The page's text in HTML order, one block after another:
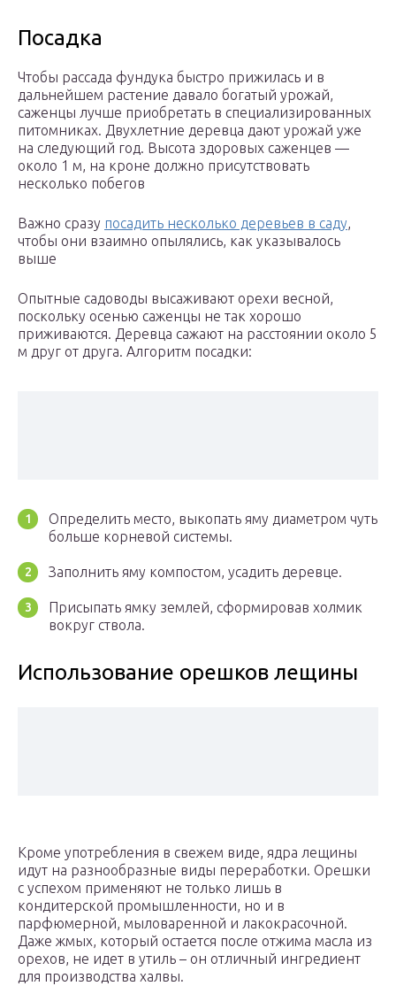
Посадка
Чтобы рассада фундука быстро прижилась и в
дальнейшем растение давало богатый урожай,
саженцы лучше приобретать в специализированных
питомниках. Двухлетние деревца дают урожай уже
на следующий год. Высота здоровых саженцев —
около 1 м, на кроне должно присутствовать
несколько побегов
Важно сразу посадить несколько деревьев в саду,
чтобы они взаимно опылялись, как указывалось
выше
Опытные садоводы высаживают орехи весной,
поскольку осенью саженцы не так хорошо
приживаются. Деревца сажают на расстоянии около 5
м друг от друга. Алгоритм посадки:
Определить место, выкопать яму диаметром чуть
больше корневой системы.
Заполнить яму компостом, усадить деревце.
Присыпать ямку землей, сформировав холмик
вокруг ствола.
Использование орешков лещины
Кроме употребления в свежем виде, ядра лещины
идут на разнообразные виды переработки. Орешки
с успехом применяют не только лишь в
кондитерской промышленности, но и в
парфюмерной, мыловаренной и лакокрасочной.
Даже жмых, который остается после отжима масла из
орехов, не идет в утиль – он отличный ингредиент
для производства халвы.